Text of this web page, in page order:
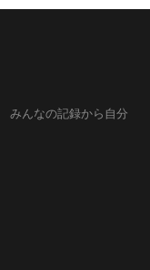
みんなの記録から自分